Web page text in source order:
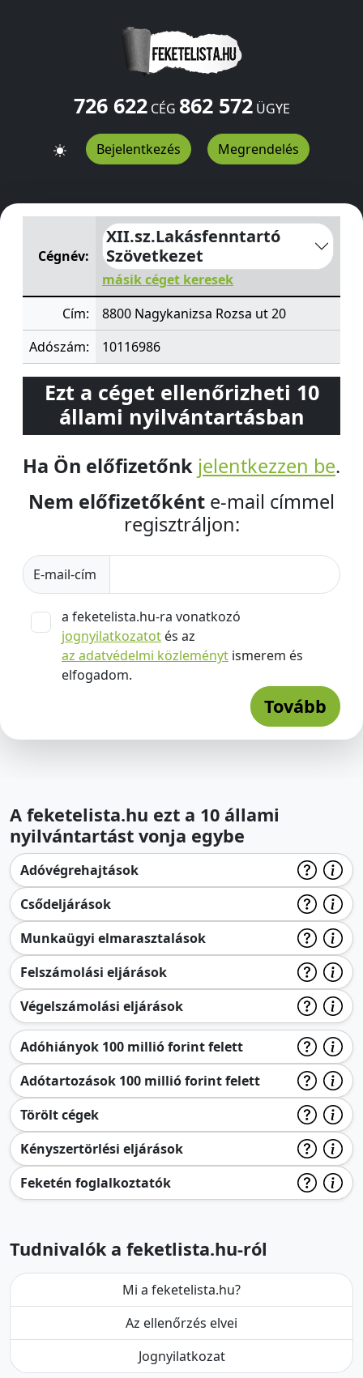
726 622CÉG 862 572ÜGYE
Bejelentkezés Megrendelés
XII.sz.Lakásfenntartó SzövetkezetRozsa ut 20
Cégnév:
XII.sz.Lakásfenntartó
Szövetkezet
másik céget keresek
Cím:
8800 Nagykanizsa Rozsa ut 20
Adószám:
10116986
Ezt a céget ellenőrizheti 10
állami nyilvántartásban
Ha Ön előfizetőnk jelentkezzen be.
Nem előfizetőként e-mail címmel
regisztráljon:
E-mail-cím
a feketelista.hu-ra vonatkozó
jognyilatkozatot és az
az adatvédelmi közleményt ismerem és
elfogadom.
Tovább
A feketelista.hu ezt a 10 állami
nyilvántartást vonja egybe
Adóvégrehajtások
Csődeljárások
Munkaügyi elmarasztalások
Felszámolási eljárások
Végelszámolási eljárások
Adóhiányok 100 millió forint felett
Adótartozások 100 millió forint felett
Törölt cégek
Kényszertörlési eljárások
Feketén foglalkoztatók
Tudnivalók a feketlista.hu-ról
Mi a feketelista.hu?
Az ellenőrzés elvei
Jognyilatkozat